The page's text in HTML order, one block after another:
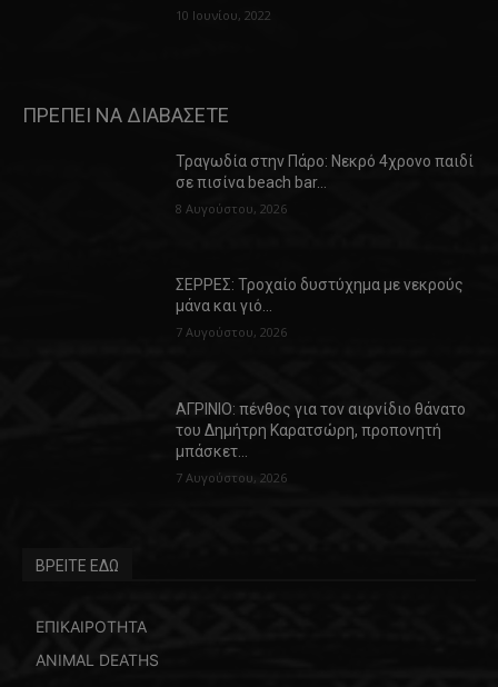
10 Ιουνίου, 2022
ΠΡΕΠΕΙ ΝΑ ΔΙΑΒΑΣΕΤΕ
Τραγωδία στην Πάρο: Νεκρό 4χρονο παιδί
σε πισίνα beach bar…
8 Αυγούστου, 2026
ΣΕΡΡΕΣ: Τροχαίο δυστύχημα με νεκρούς
μάνα και γιό…
7 Αυγούστου, 2026
ΑΓΡΙΝΙΟ: πένθος για τον αιφνίδιο θάνατο
του Δημήτρη Καρατσώρη, προπονητή
μπάσκετ…
7 Αυγούστου, 2026
ΒΡΕΙΤΕ ΕΔΩ
ΕΠΙΚΑΙΡΟΤΗΤΑ
ANIMAL DEATHS